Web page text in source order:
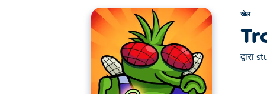
खेल
द्वारा